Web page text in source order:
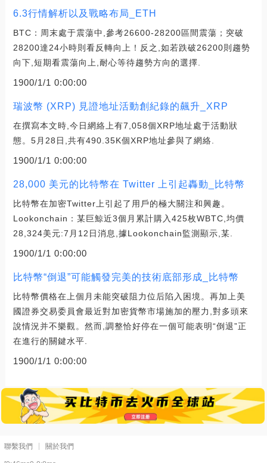
6.3行情解析以及戰略布局_ETH
BTC：周末處于震蕩中,參考26600-28200區間震蕩；突破
28200達24小時則看反轉向上！反之,如若跌破26200則趨勢
向下,短期看震蕩向上,耐心等待趨勢方向的選擇.
1900/1/1 0:00:00
瑞波幣 (XRP) 見證地址活動創紀錄的飆升_XRP
在撰寫本文時,今日網絡上有7,058個XRP地址處于活動狀
態。5月28日,共有490.35K個XRP地址參與了網絡.
1900/1/1 0:00:00
28,000 美元的比特幣在 Twitter 上引起轟動_比特幣
比特幣在加密Twitter上引起了用戶的極大關注和興趣。
Lookonchain：某巨鯨近3個月累計購入425枚WBTC,均價
28,324美元:7月12日消息,據Lookonchain監測顯示,某.
1900/1/1 0:00:00
比特幣“倒退”可能觸發完美的技術底部形成_比特幣
比特幣價格在上個月未能突破阻力位后陷入困境。再加上美
國證券交易委員會最近對加密貨幣市場施加的壓力,對多頭來
說情況并不樂觀。然而,調整恰好停在一個可能表明“倒退”正
在進行的關鍵水平.
1900/1/1 0:00:00
聯繫我們 關於我們